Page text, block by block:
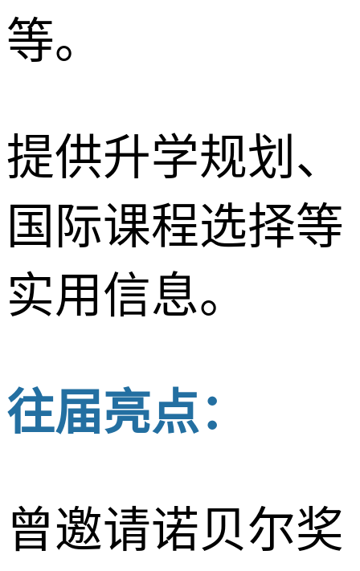
等。
提供升学规划、
国际课程选择等
实用信息。
往届亮点：
曾邀请诺贝尔奖